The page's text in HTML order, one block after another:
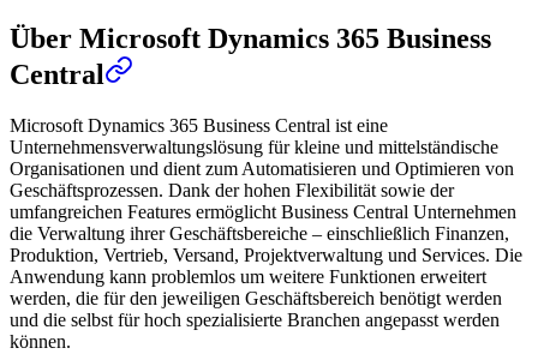
Über Microsoft Dynamics 365 Business
Central
Microsoft Dynamics 365 Business Central ist eine
Unternehmensverwaltungslösung für kleine und mittelständische
Organisationen und dient zum Automatisieren und Optimieren von
Geschäftsprozessen. Dank der hohen Flexibilität sowie der
umfangreichen Features ermöglicht Business Central Unternehmen
die Verwaltung ihrer Geschäftsbereiche – einschließlich Finanzen,
Produktion, Vertrieb, Versand, Projektverwaltung und Services. Die
Anwendung kann problemlos um weitere Funktionen erweitert
werden, die für den jeweiligen Geschäftsbereich benötigt werden
und die selbst für hoch spezialisierte Branchen angepasst werden
können.